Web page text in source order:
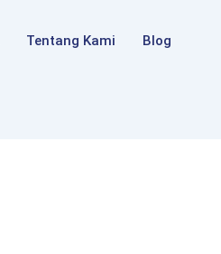
Tentang Kami Blog